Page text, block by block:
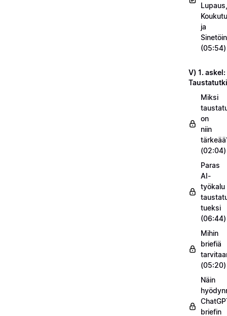
Lupaus,
ja
(05:54)
V) 1. askel:
Miksi
on
niin
(02:04)
Paras
AI-
työkalu
tueksi
(06:44)
Mihin
briefiä
(05:20)
Näin
briefin